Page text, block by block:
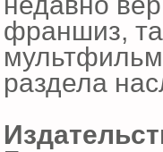
франшиз,
раздела